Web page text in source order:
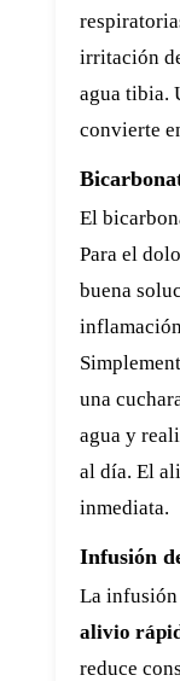
irritación
agua tibia.
convierte
El
Para el
buena
una
agua y
al día. El
inmediata.
Infusión
La
alivio
reduce